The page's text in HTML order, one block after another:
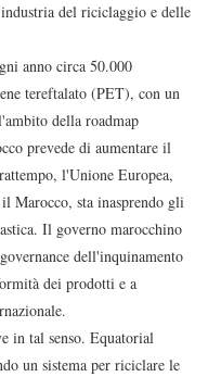
del riciclaggio e delle
anno circa 50.000
tereftalato (PET), con un
della roadmap
prevede di aumentare il
l'Unione Europea,
Marocco, sta inasprendo gli
Il governo marocchino
dell'inquinamento
dei prodotti e a
in tal senso. Equatorial
un sistema per riciclare le